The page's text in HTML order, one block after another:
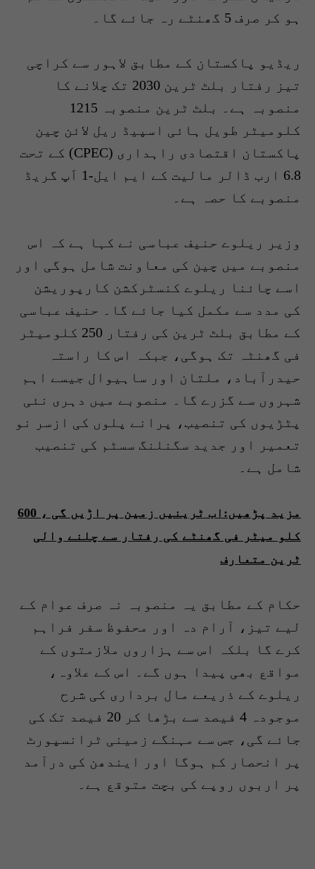
ہو کر صرف 5 گھنٹے رہ جائے گا۔
ریڈیو پاکستان کے مطابق لاہور سے کراچی
تیز رفتار بلٹ ٹرین 2030 تک چلانے کا
منصوبہ ہے۔ بلٹ ٹرین منصوبہ 1215
کلومیٹر طویل ہائی اسپیڈ ریل لائن چین
پاکستان اقتصادی راہداری (CPEC) کے تحت
6.8 ارب ڈالر مالیت کے ایم ایل-1 اَپ گریڈ
منصوبے کا حصہ ہے۔
وزیر ریلوے حنیف عباسی نے کہا ہے کہ اس
منصوبے میں چین کی معاونت شامل ہوگی اور
اسے چائنا ریلوے کنسٹرکشن کارپوریشن
کی مدد سے مکمل کیا جائے گا۔ حنیف عباسی
کے مطابق بلٹ ٹرین کی رفتار 250 کلومیٹر
فی گھنٹہ تک ہوگی، جبکہ اس کا راستہ
حیدرآباد، ملتان اور ساہیوال جیسے اہم
شہروں سے گزرے گا۔ منصوبے میں دہری نئی
پٹڑیوں کی تنصیب، پرانے پلوں کی ازسر نو
تعمیر اور جدید سگنلنگ سسٹم کی تنصیب
شامل ہے۔
مزید پڑھیں:اب ٹرینیں زمین پر اڑیں گی ، 600
کلو میٹر فی گھنٹے کی رفتار سے چلنے والی
ٹرین متعارف
حکام کے مطابق یہ منصوبہ نہ صرف عوام کے
لیے تیز، آرام دہ اور محفوظ سفر فراہم
کرے گا بلکہ اس سے ہزاروں ملازمتوں کے
مواقع بھی پیدا ہوں گے۔ اس کے علاوہ،
ریلوے کے ذریعے مال برداری کی شرح
موجودہ 4 فیصد سے بڑھا کر 20 فیصد تک کی
جائے گی، جس سے مہنگے زمینی ٹرانسپورٹ
پر انحصار کم ہوگا اور ایندھن کی درآمد
پر اربوں روپے کی بچت متوقع ہے۔